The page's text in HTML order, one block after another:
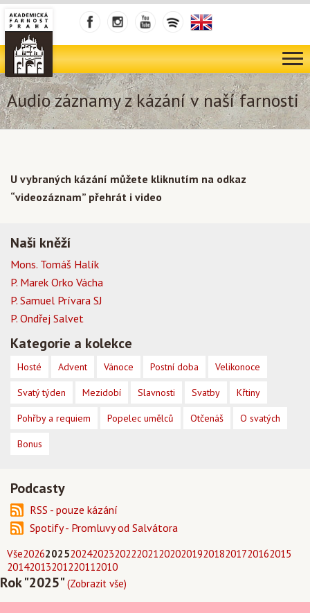
Audio záznamy z kázání v naší farnosti
Vše202620252024202320222021202020192018201720162015
20142013201220112010
Rok "2025"(Zobrazit vše)
U vybraných kázání můžete kliknutím na odkaz
“videozáznam” přehrát i video
Naši kněží
Mons. Tomáš Halík
P. Marek Orko Vácha
P. Samuel Prívara SJ
P. Ondřej Salvet
Kategorie a kolekce
Hosté Advent Vánoce Postní doba Velikonoce
Svatý týden Mezidobí Slavnosti Svatby Křtiny
Pohřby a requiem Popelec umělců Otčenáš O svatých
Bonus
Podcasty
RSS - pouze kázání
Spotify - Promluvy od Salvátora